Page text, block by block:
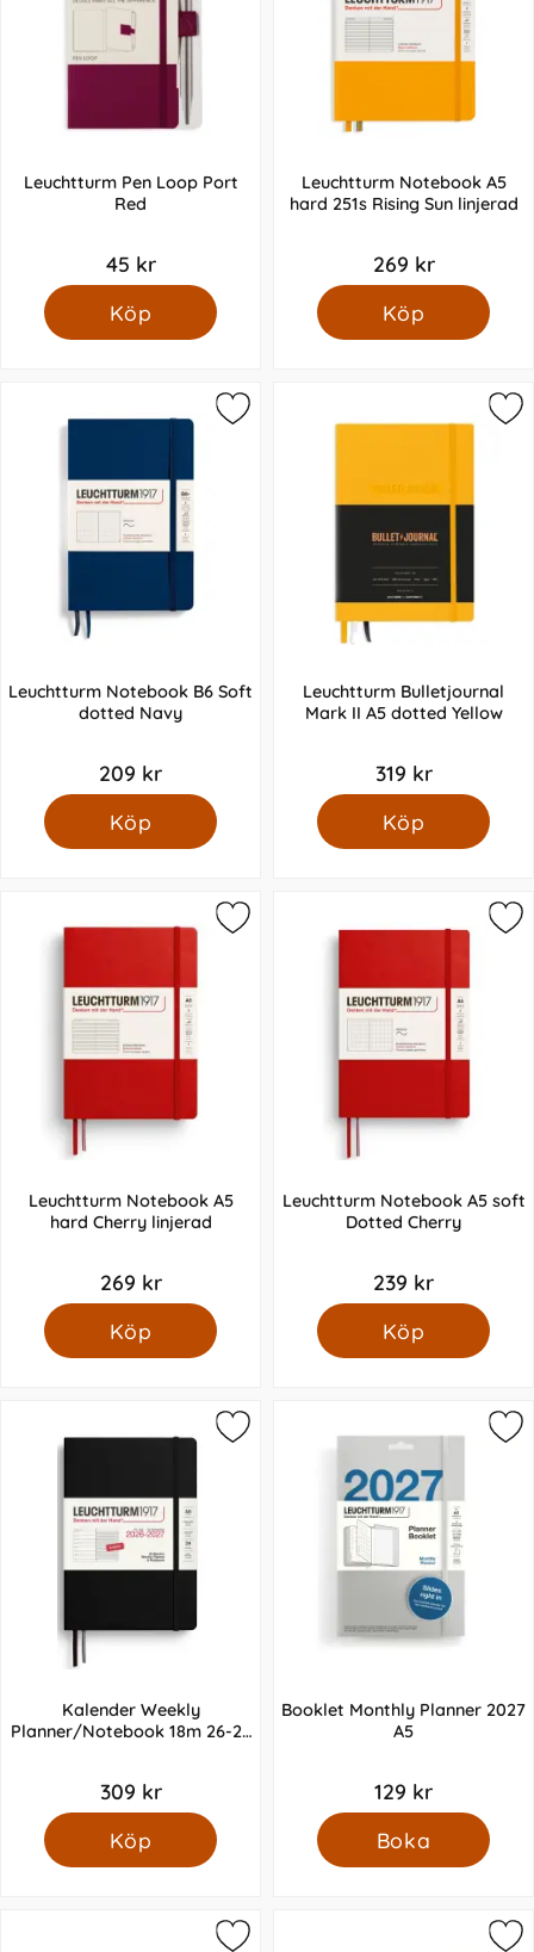
Leuchtturm Pen Loop Port
Red
45 kr
Köp
Leuchtturm Notebook A5
hard 251s Rising Sun linjerad
269 kr
Köp
Leuchtturm Notebook B6 Soft
dotted Navy
209 kr
Köp
Leuchtturm Bulletjournal
Mark II A5 dotted Yellow
319 kr
Köp
Leuchtturm Notebook A5
hard Cherry linjerad
269 kr
Köp
Leuchtturm Notebook A5 soft
Dotted Cherry
239 kr
Köp
Kalender Weekly
Planner/Notebook 18m 26-27
309 kr
Köp
Booklet Monthly Planner 2027
A5
129 kr
Boka